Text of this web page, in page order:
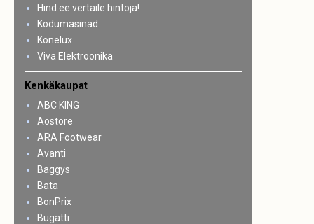
Hind.ee vertaile hintoja!
Kodumasinad
Konelux
Viva Elektroonika
Kenkäkaupat
ABC KING
Aostore
ARA Footwear
Avanti
Baggys
Bata
BonPrix
Bugatti